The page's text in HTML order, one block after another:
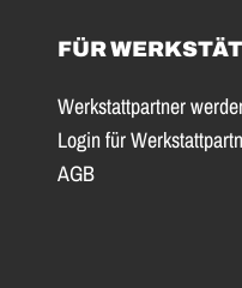
FÜR
Werkstattpartner
Login für
AGB